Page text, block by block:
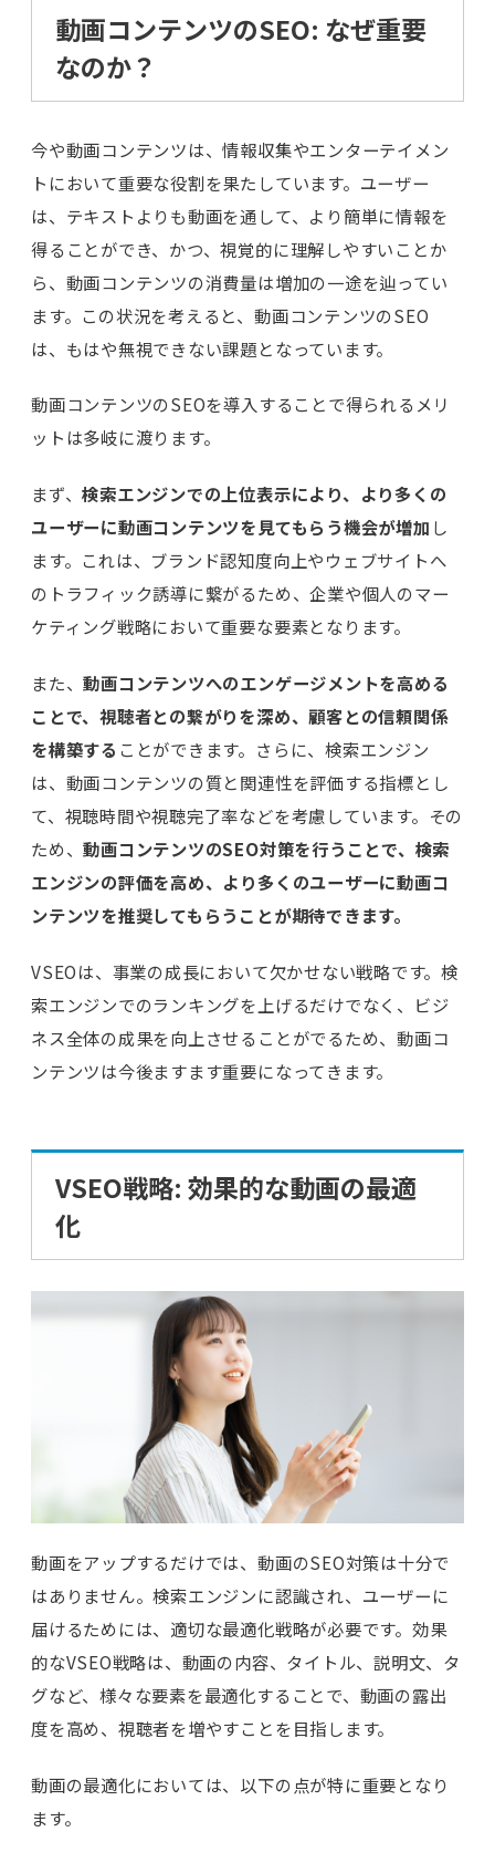
動画コンテンツのSEO: なぜ重要
なのか？
今や動画コンテンツは、情報収集やエンターテイメン
トにおいて重要な役割を果たしています。ユーザー
は、テキストよりも動画を通して、より簡単に情報を
得ることができ、かつ、視覚的に理解しやすいことか
ら、動画コンテンツの消費量は増加の一途を辿ってい
ます。この状況を考えると、動画コンテンツのSEO
は、もはや無視できない課題となっています。
動画コンテンツのSEOを導入することで得られるメリ
ットは多岐に渡ります。
まず、検索エンジンでの上位表示により、より多くの
ユーザーに動画コンテンツを見てもらう機会が増加 し
ます。これは、ブランド認知度向上やウェブサイトへ
のトラフィック誘導に繋がるため、企業や個人のマー
ケティング戦略において重要な要素となります。
また、動画コンテンツへのエンゲージメントを高める
ことで、視聴者との繋がりを深め、顧客との信頼関係
を構築する ことができます。さらに、検索エンジン
は、動画コンテンツの質と関連性を評価する指標とし
て、視聴時間や視聴完了率などを考慮しています。その
ため、動画コンテンツのSEO対策を行うことで、検索
エンジンの評価を高め、より多くのユーザーに動画コ
ンテンツを推奨してもらうことが期待できます。
VSEOは、事業の成長において欠かせない戦略です。検
索エンジンでのランキングを上げるだけでなく、ビジ
ネス全体の成果を向上させることがでるため、動画コ
ンテンツは今後ますます重要になってきます。
VSEO戦略: 効果的な動画の最適
化
動画をアップするだけでは、動画のSEO対策は十分で
はありません。検索エンジンに認識され、ユーザーに
届けるためには、適切な最適化戦略が必要です。効果
的なVSEO戦略は、動画の内容、タイトル、説明文、タ
グなど、様々な要素を最適化することで、動画の露出
度を高め、視聴者を増やすことを目指します。
動画の最適化においては、以下の点が特に重要となり
ます。